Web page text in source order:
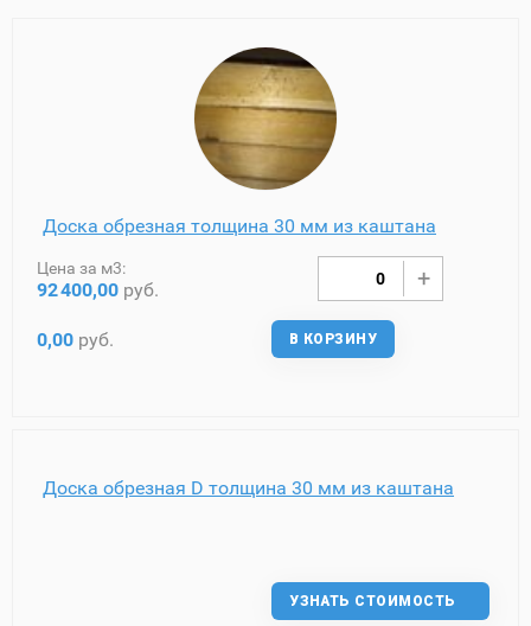
Доска обрезная толщина 30 мм из каштана
Цена за м3:
92400,00 руб.
0,00 руб. В КОРЗИНУ
Доска обрезная D толщина 30 мм из каштана
УЗНАТЬ СТОИМОСТЬ